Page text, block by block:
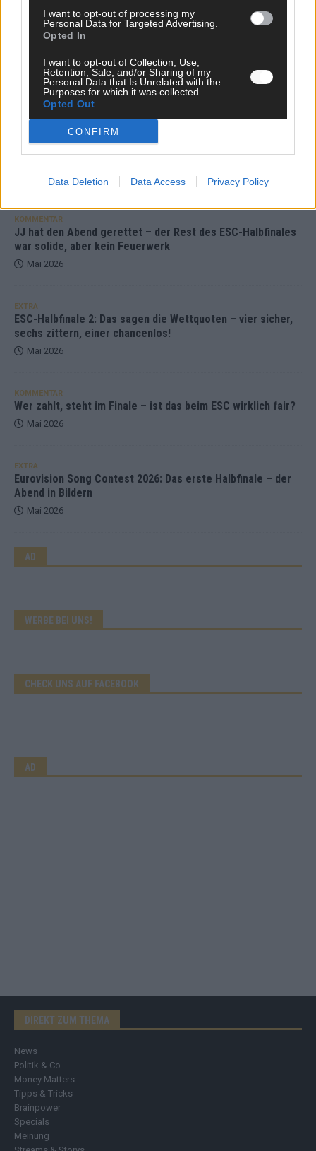
I want to opt-out of processing my
Personal Data for Targeted Advertising.
Opted In
I want to opt-out of Collection, Use,
Retention, Sale, and/or Sharing of my
Personal Data that Is Unrelated with the
Purposes for which it was collected.
Opted Out
CONFIRM
Data Deletion Data Access Privacy Policy
unser Kommentar zum ESC 2026
Mai 2026
ESC-Finale morgen: Finnland Favorit, Australien
aufgestiegen – alle 25 Acts im Kurzcheck
Mai 2026
KOMMENTAR
JJ hat den Abend gerettet – der Rest des ESC-Halbfinales
war solide, aber kein Feuerwerk
Mai 2026
EXTRA
ESC-Halbfinale 2: Das sagen die Wettquoten – vier sicher,
sechs zittern, einer chancenlos!
Mai 2026
KOMMENTAR
Wer zahlt, steht im Finale – ist das beim ESC wirklich fair?
Mai 2026
EXTRA
Eurovision Song Contest 2026: Das erste Halbfinale – der
Abend in Bildern
Mai 2026
AD
WERBE BEI UNS!
CHECK UNS AUF FACEBOOK
AD
DIREKT ZUM THEMA
News
Politik & Co
Money Matters
Tipps & Tricks
Brainpower
Specials
Meinung